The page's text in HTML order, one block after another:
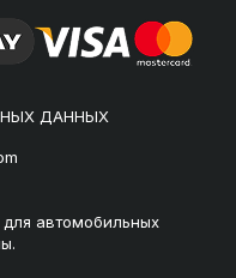
ДАННЫХ
автомобильных